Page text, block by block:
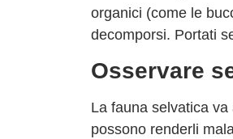
organici (come le
decomporsi. Portati
Osservare
La fauna selvatica
possono renderli